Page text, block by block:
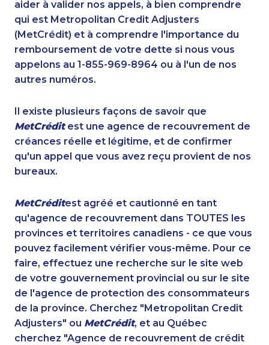
aider à valider nos appels, à bien comprendre
qui est Metropolitan Credit Adjusters
(MetCrédit) et à comprendre l'importance du
remboursement de votre dette si nous vous
appelons au 1-855-969-8964 ou à l'un de nos
autres numéros.
Il existe plusieurs façons de savoir que
MetCréditest une agence de recouvrement de
créances réelle et légitime, et de confirmer
qu'un appel que vous avez reçu provient de nos
bureaux.
MetCréditest agréé et cautionné en tant
qu'agence de recouvrement dans TOUTES les
provinces et territoires canadiens - ce que vous
pouvez facilement vérifier vous-même. Pour ce
faire, effectuez une recherche sur le site web
de votre gouvernement provincial ou sur le site
de l'agence de protection des consommateurs
de la province. Cherchez "Metropolitan Credit
Adjusters" ou MetCrédit, et au Québec
cherchez "Agence de recouvrement de crédit